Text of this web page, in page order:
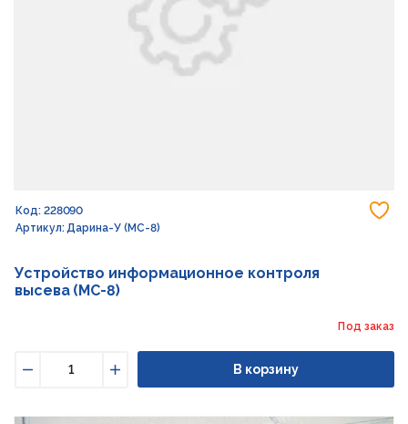
Код: 228090
Артикул: Дарина-У (МС-8)
Устройство информационное контроля
высева (МС-8)
Под заказ
Увеличить
В корзину